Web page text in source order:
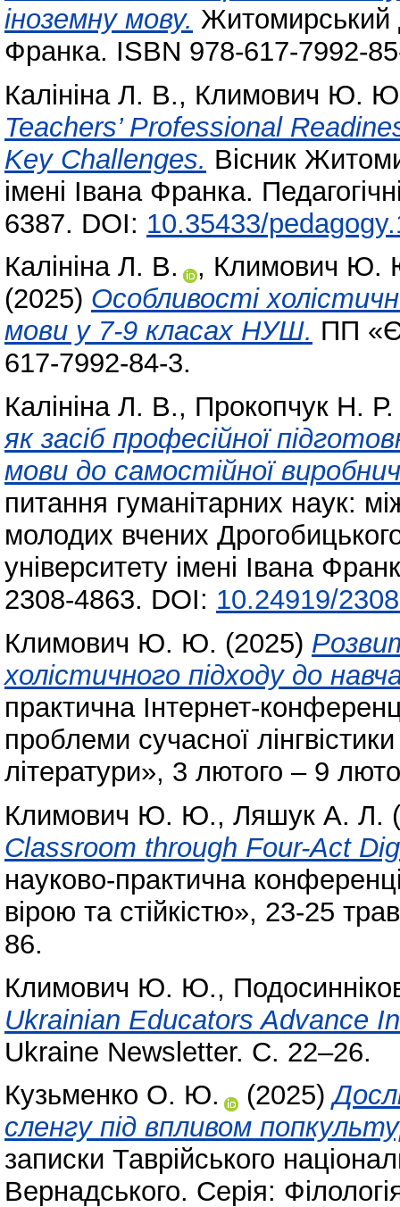
іноземну мову. Житомирський
Франка. ISBN 978-617-7992-
Калініна Л. В., Климович Ю.
Teachers’ Professional
Key Challenges. Вісник
імені Івана Франка.
6387. DOI: 10.35433/
Калініна Л. В.
, Климович Ю.
(2025) Особливості
мови у 7-9 класах НУШ. ПП
617-7992-84-3.
Калініна Л. В., Прокопчук Н. Р.
як засіб професійної
мови до самостійної
питання гуманітарних наук:
молодих вчених
університету імені Івана
2308-4863. DOI: 10.24919/
Климович Ю. Ю. (2025)
холістичного підходу до
практична Інтернет-
проблеми сучасної
літератури», 3 лютого – 9
Климович Ю. Ю., Ляшук А. Л.
Classroom through Four-Act
науково-практична
вірою та стійкістю», 23-25
86.
Климович Ю. Ю.,
Ukrainian Educators Advance
Ukraine Newsletter. С. 22–26.
Кузьменко О. Ю.
(2025)
сленгу під впливом
записки Таврійського
Вернадського. Серія: